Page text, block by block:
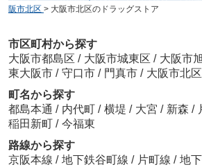
阪市北区 > 大阪市北区のドラッグストア
市区町村から探す
大阪市都島区 / 大阪市城東区 / 大阪市
東大阪市 / 守口市 / 門真市 / 大阪市北区
町名から探す
都島本通 / 内代町 / 横堤 / 大宮 / 新森 /
稲田新町 / 今福東
路線から探す
京阪本線 / 地下鉄谷町線 / 片町線 / 地